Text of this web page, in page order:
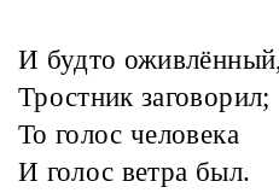
И будто
Тростник заговорил;
То голос человека
И голос ветра был.